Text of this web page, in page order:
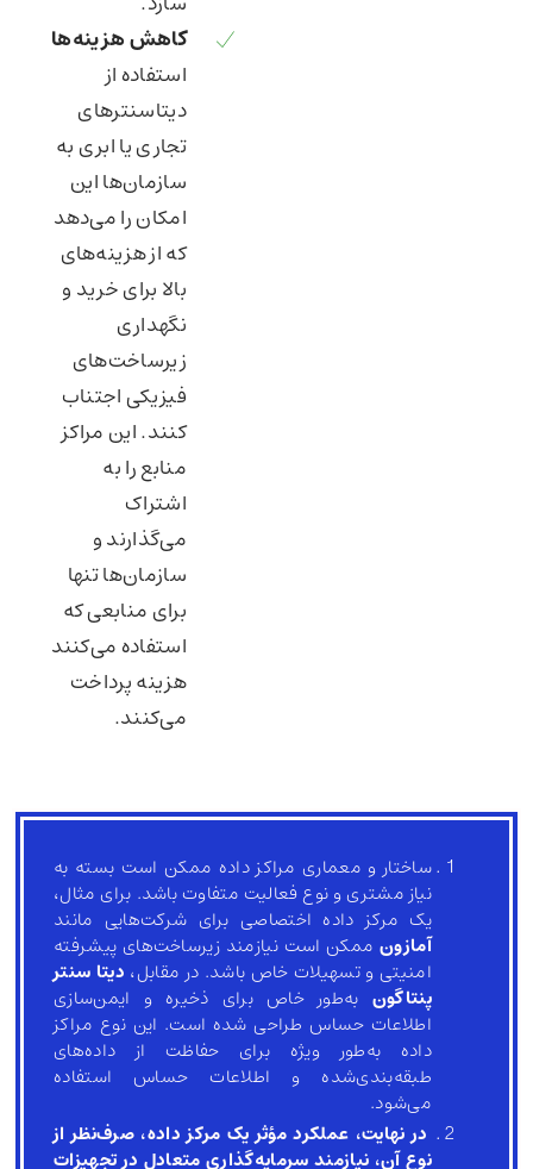
کاهش هزینه‌ها
استفاده از
دیتاسنترهای
تجاری یا ابری به
سازمان‌ها این
امکان را می‌دهد
که از هزینه‌های
بالا برای خرید و
نگهداری
زیرساخت‌های
فیزیکی اجتناب
کنند. این مراکز
منابع را به
اشتراک
می‌گذارند و
سازمان‌ها تنها
برای منابعی که
استفاده می‌کنند
هزینه پرداخت
می‌کنند.
ساختار و معماری مراکز داده ممکن است بسته به
نیاز مشتری و نوع فعالیت متفاوت باشد. برای مثال،
یک مرکز داده اختصاصی برای شرکت‌هایی مانند
آمازونممکن است نیازمند زیرساخت‌های پیشرفته
امنیتی و تسهیلات خاص باشد. در مقابل، دیتا سنتر
پنتاگون به‌طور خاص برای ذخیره و ایمن‌سازی
اطلاعات حساس طراحی شده است. این نوع مراکز
داده به‌طور ویژه برای حفاظت از داده‌های
طبقه‌بندی‌شده و اطلاعات حساس استفاده
می‌شود.
در نهایت، عملکرد مؤثر یک مرکز داده، صرف‌نظر از
نوع آن، نیازمندسرمایه‌گذاری متعادل در تجهیزات